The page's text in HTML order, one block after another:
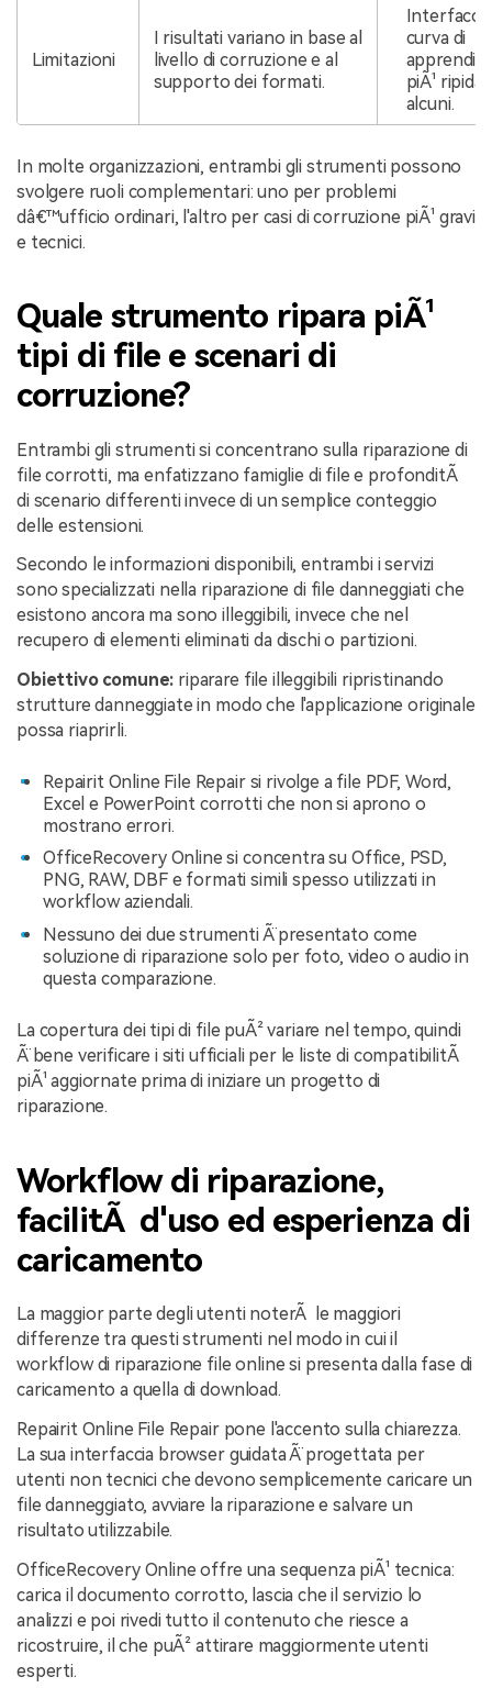
Limitazioni
I risultati variano in base al
livello di corruzione e al
supporto dei formati.
curva di
piÃ¹ ripida
alcuni.
In molte organizzazioni, entrambi gli strumenti possono
svolgere ruoli complementari: uno per problemi
dâ€™ufficio ordinari, l'altro per casi di corruzione piÃ¹ gravi
e tecnici.
Quale strumento ripara piÃ¹
tipi di file e scenari di
corruzione?
Entrambi gli strumenti si concentrano sulla riparazione di
file corrotti, ma enfatizzano famiglie di file e profonditÃ
di scenario differenti invece di un semplice conteggio
delle estensioni.
Secondo le informazioni disponibili, entrambi i servizi
sono specializzati nella riparazione di file danneggiati che
esistono ancora ma sono illeggibili, invece che nel
recupero di elementi eliminati da dischi o partizioni.
Obiettivo comune: riparare file illeggibili ripristinando
strutture danneggiate in modo che l'applicazione originale
possa riaprirli.
Repairit Online File Repair si rivolge a file PDF, Word,
Excel e PowerPoint corrotti che non si aprono o
mostrano errori.
OfficeRecovery Online si concentra su Office, PSD,
PNG, RAW, DBF e formati simili spesso utilizzati in
workflow aziendali.
Nessuno dei due strumenti Ã¨ presentato come
soluzione di riparazione solo per foto, video o audio in
questa comparazione.
La copertura dei tipi di file puÃ² variare nel tempo, quindi
Ã¨ bene verificare i siti ufficiali per le liste di compatibilitÃ
piÃ¹ aggiornate prima di iniziare un progetto di
riparazione.
Workflow di riparazione,
facilitÃ d'uso ed esperienza di
caricamento
La maggior parte degli utenti noterÃ le maggiori
differenze tra questi strumenti nel modo in cui il
workflow di riparazione file online si presenta dalla fase di
caricamento a quella di download.
Repairit Online File Repair pone l'accento sulla chiarezza.
La sua interfaccia browser guidata Ã¨ progettata per
utenti non tecnici che devono semplicemente caricare un
file danneggiato, avviare la riparazione e salvare un
risultato utilizzabile.
OfficeRecovery Online offre una sequenza piÃ¹ tecnica:
carica il documento corrotto, lascia che il servizio lo
analizzi e poi rivedi tutto il contenuto che riesce a
ricostruire, il che puÃ² attirare maggiormente utenti
esperti.